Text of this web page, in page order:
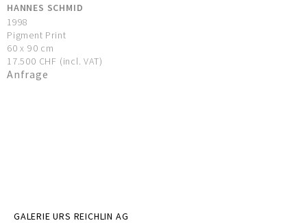
HANNES SCHMID
1998
Pigment Print
60 x 90 cm
17.500 CHF (incl. VAT)
Anfrage
GALERIE URS REICHLIN AG